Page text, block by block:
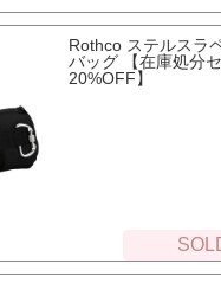
Rothco ステルスラ
バッグ 【在庫処分
20%OFF】